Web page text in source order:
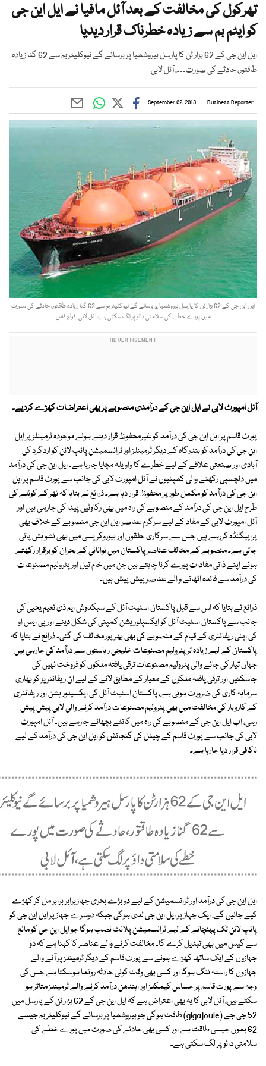
تھرکول کی مخالفت کے بعد آئل مافیا نے ایل این جی
کو ایٹم بم سے زیادہ خطرناک قرار دیدیا
ایل این جی کے 62 ہزار ٹن کا پارسل ہیروشمیا پر برسائے گے نیوکلیئر بم سے 62 گنا زیادہ
طاقتور، حادثے کی صورت۔۔۔، آئل لابی
Business Reporter
September 02, 2013
ایل این جی کے 62 ہزار ٹن کا پارسل ہیروشمیا پر برسائے گے نیوکلیئر بم سے 62 گنا زیادہ طاقتور، حادثے کی صورت
میں پورے خطے کی سلامتی دائو پر لگ سکتی ہے، آئل لابی۔ فوٹو: فائل
آئل امپورٹ لابی نے ایل این جی کے درآمدی منصوبے پر بھی اعتراضات کھڑے کردیے۔
پورٹ قاسم پر ایل این جی کی درآمد کو غیرمحفوظ قرار دیتے ہوئے موجودہ ٹرمینلز پر ایل
این جی کی درآمد کو بندرگاہ کے دیگر ٹرمینلز اور ٹرانسمیشن پائپ لائن کو اردگرد کی
آبادی اور صنعتی علاقے کے لیے خطرے کا واویلہ مچایا جارہا ہے۔ ایل این جی کی درآمد
میں دلچسپی رکھنے والی کمپنیوں نے آئل امپورٹ لابی کی جانب سے پورٹ قاسم پر ایل
این جی کی درآمد کو مکمل طور پر محفوظ قرار دیا ہے۔ ذرائع نے بتایا کہ تھر کے کوئلے کی
طرح ایل این جی کی درآمد کے منصوبے کی راہ میں بھی رکاوٹیں پیدا کی جارہی ہیں اور
آئل امپورٹ لابی کے مفاد کے لیے سرگرم عناصر ایل این جی منصوبے کے خلاف بھی
پراپیگنڈہ کررہے ہیں جس سے سرکاری حلقوں اور بیوروکریسی میں بھی تشویش پائی
جاتی ہے۔ منصوبے کے مخالف عناصر پاکستان میں توانائی کے بحران کو برقرار رکھتے
ہوئے اپنے ذاتی مفادات پورے کرنا چاہتے ہیں جن میں خام تیل اور پٹرولیم مصنوعات
کی درآمد سے فائدہ اٹھانے و الے عناصر پیش پیش ہیں۔
ذرائع نے بتایا کہ اس سے قبل پاکستان اسٹیٹ آئل کے سبکدوش ایم ڈی نعیم یحییٰ کی
جانب سے پاکستان اسٹیٹ آئل کو ایکسپلوریشن کمپنی کی شکل دینے اور پی ایس او
کی اپنی ریفائنری کے قیام کے منصوبے کی بھی بھرپور مخالف کی گئی۔ ذرائع نے بتایا کہ
پاکستان کے لیے زیادہ تر پٹرولیم مصنوعات خلیجی ریاستوں سے درآمد کی جارہی ہیں
جہاں تیار کی جانے والی پٹرولیم مصنوعات ترقی یافتہ ملکوں کو فروخت نہیں کی
جاسکتیں اور ترقی یافتہ ملکوں کے معیار کے مطابق لانے کے لیے ان ریفائنریز کو بھاری
سرمایہ کاری کی ضرورت ہوتی ہے، پاکستان اسٹیٹ آئل کی ایکسپلوریشن اور ریفائنری
کے کاروبار کی مخالفت میں بھی پٹرولیم مصنوعات درآمد کرنے والی لابی پیش پیش
رہی، اب ایل این جی کے منصوبے کی راہ میں کانٹے بچھائے جارہے ہیں۔ آئل امپورٹ
لابی کی جانب سے پورٹ قاسم کے چینل کی گنجائش کو ایل این جی کی درآمد کے لیے
ناکافی قرار دیا جارہا ہے۔
ایل این جی کی درآمد اور ٹرانسمیشن کے لیے دو بڑے بحری جہازبرابر برابر مل کر کھڑے
کیے جائیں گے، ایک جہاز پر ایل این جی لدی ہوگی جبکہ دوسرے جہاز پر ایل این جی کو
پائپ لائن تک پہنچانے کے لیے ٹرانسمیشن پلانٹ نصب ہوگا جو ایل این جی کو مائع
سے گیس میں بھی تبدیل کرے گا۔ مخالفت کرنے والے عناصر کا کہنا ہے کہ دو
جہازوں کے ایک ساتھ کھڑے ہونے سے پورٹ قاسم کے دیگر ٹرمینلز پر آنے والے
جہازوں کا راستہ تنگ ہوگا اور کسی بھی وقت کوئی حادثہ رونما ہوسکتا ہے جس کی
وجہ سے پورٹ قاسم پر حساس کیمکلز اور ایندھن درآمد کرنے والے ٹرمینلز متاثر ہو
سکتے ہیں، آئل لابی کا یہ بھی اعتراض ہے کہ ایل این جی کے 62 ہزار ٹن کے پارسل میں
52 جی جے (gigajoule) طاقت ہوگی جو ہیروشمیا پر برسائے گے نیوکلیئر بم جیسے
62 بموں جیسی طاقت ہے اور کسی بھی حادثے کی صورت میں پورے خطے کی
سلامتی دائو پر لگ سکتی ہے۔